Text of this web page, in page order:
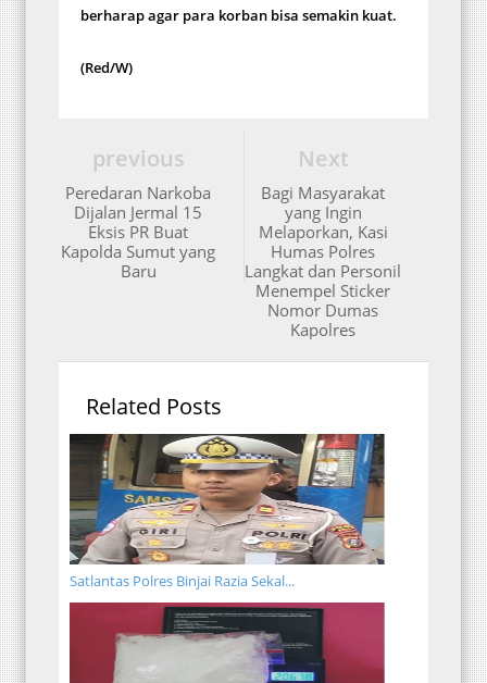
berharap agar para korban bisa semakin kuat.
(Red/W)
Next
Bagi Masyarakat
yang Ingin
Melaporkan, Kasi
Humas Polres
Langkat dan Personil
Menempel Sticker
Nomor Dumas
Kapolres
previous
Peredaran Narkoba
Dijalan Jermal 15
Eksis PR Buat
Kapolda Sumut yang
Baru
Related Posts
Satlantas Polres Binjai Razia Sekal...